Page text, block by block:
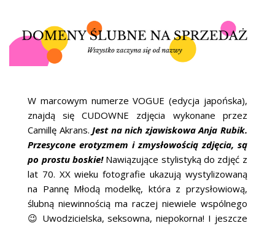
W marcowym numerze VOGUE (edycja japońska),
znajdą się CUDOWNE zdjęcia wykonane przez
Camillę Akrans.Jest na nich zjawiskowa Anja Rubik.
Przesycone erotyzmem i zmysłowością zdjęcia, są
po prostu boskie! Nawiązujące stylistyką do zdjęć z
lat 70. XX wieku fotografie ukazują wystylizowaną
na Pannę Młodą modelkę, która z przysłowiową,
ślubną niewinnością ma raczej niewiele wspólnego
😉 Uwodzicielska, seksowna, niepokorna! I jeszcze